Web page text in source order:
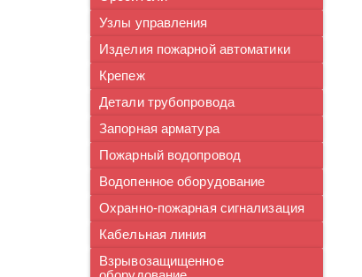
Узлы управления
Изделия пожарной автоматики
Крепеж
Детали трубопровода
Запорная арматура
Пожарный водопровод
Водопенное оборудование
Охранно-пожарная сигнализация
Кабельная линия
Взрывозащищенное